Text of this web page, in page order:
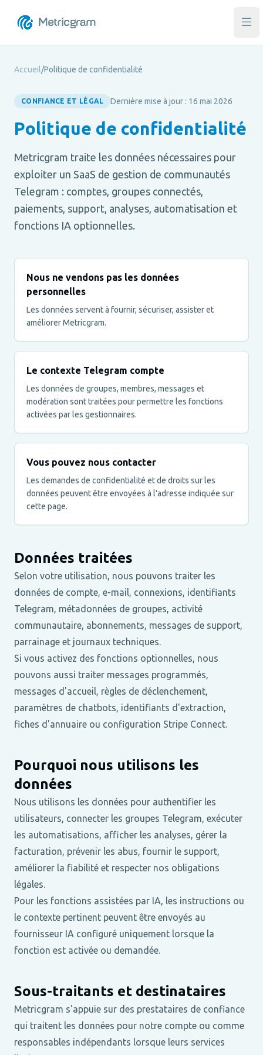
Accueil/Politique de confidentialité
CONFIANCE ET LÉGAL Dernière mise à jour : 16 mai 2026
Politique de confidentialité
Metricgram traite les données nécessaires pour
exploiter un SaaS de gestion de communautés
Telegram : comptes, groupes connectés,
paiements, support, analyses, automatisation et
fonctions IA optionnelles.
Nous ne vendons pas les données
personnelles
Les données servent à fournir, sécuriser, assister et
améliorer Metricgram.
Le contexte Telegram compte
Les données de groupes, membres, messages et
modération sont traitées pour permettre les fonctions
activées par les gestionnaires.
Vous pouvez nous contacter
Les demandes de confidentialité et de droits sur les
données peuvent être envoyées à l'adresse indiquée sur
cette page.
Données traitées
Selon votre utilisation, nous pouvons traiter les
données de compte, e-mail, connexions, identifiants
Telegram, métadonnées de groupes, activité
communautaire, abonnements, messages de support,
parrainage et journaux techniques.
Si vous activez des fonctions optionnelles, nous
pouvons aussi traiter messages programmés,
messages d'accueil, règles de déclenchement,
paramètres de chatbots, identifiants d'extraction,
fiches d'annuaire ou configuration Stripe Connect.
Pourquoi nous utilisons les
données
Nous utilisons les données pour authentifier les
utilisateurs, connecter les groupes Telegram, exécuter
les automatisations, afficher les analyses, gérer la
facturation, prévenir les abus, fournir le support,
améliorer la fiabilité et respecter nos obligations
légales.
Pour les fonctions assistées par IA, les instructions ou
le contexte pertinent peuvent être envoyés au
fournisseur IA configuré uniquement lorsque la
fonction est activée ou demandée.
Sous-traitants et destinataires
Metricgram s'appuie sur des prestataires de confiance
qui traitent les données pour notre compte ou comme
responsables indépendants lorsque leurs services